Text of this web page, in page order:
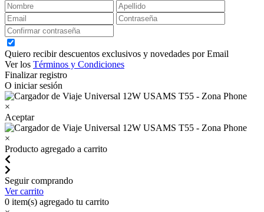
Quiero recibir descuentos exclusivos y novedades por Email
Ver los Términos y Condiciones
Finalizar registro
O iniciar sesión
×
Aceptar
×
Producto agregado a carrito
Seguir comprando
Ver carrito
0 item(s) agregado tu carrito